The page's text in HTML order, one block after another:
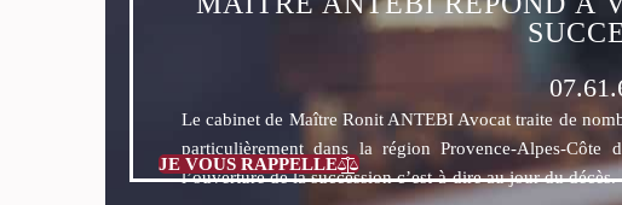
Le cabinet de Maître Ronit ANTEBI Avocat traite de
particulièrement dans la région Provence-Alpes-
l’ouverture de la succession c’est-à-dire au jour du décès.
JE VOUS RAPPELLE